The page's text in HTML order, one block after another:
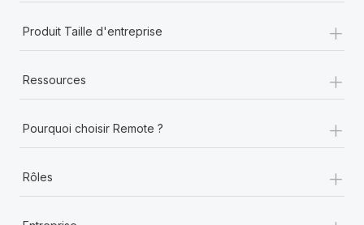
Produit Taille d'entreprise +
Ressources +
Pourquoi choisir Remote ? +
Rôles +